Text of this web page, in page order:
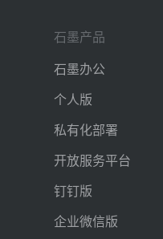
石墨产品
石墨办公
个人版
私有化部署
开放服务平台
钉钉版
企业微信版